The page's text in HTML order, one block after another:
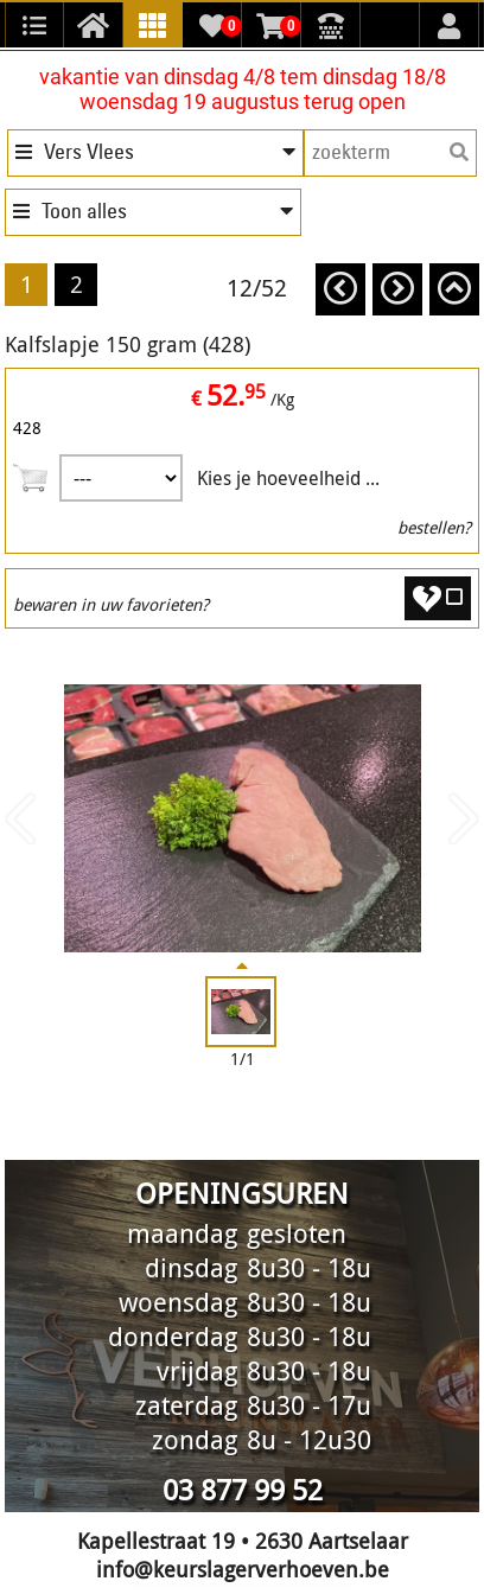
0 0
vakantie van dinsdag 4/8 tem dinsdag 18/8
woensdag 19 augustus terug open
Vers Vlees
Toon alles
1 2 12/52
Kalfslapje 150 gram (428)
€52.95 /Kg
428
Kies je hoeveelheid ...
bestellen?
bewaren in uw favorieten?
1/1
OPENINGSUREN
maandag gesloten
dinsdag 8u30 - 18u
woensdag 8u30 - 18u
donderdag 8u30 - 18u
vrijdag 8u30 - 18u
zaterdag 8u30 - 17u
zondag 8u - 12u30
03 877 99 52
Kapellestraat 19 • 2630 Aartselaar
info@keurslagerverhoeven.be